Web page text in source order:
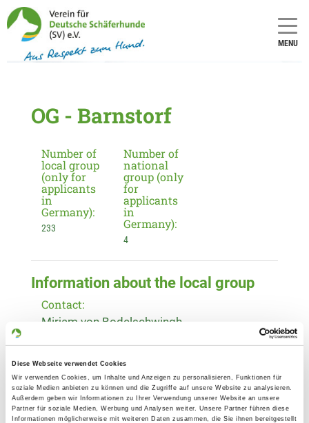
Diese Webseite verwendet Cookies
Wir verwenden Cookies, um Inhalte und Anzeigen zu personalisieren, Funktionen für
soziale Medien anbieten zu können und die Zugriffe auf unsere Website zu analysieren.
Außerdem geben wir Informationen zu Ihrer Verwendung unserer Website an unsere
Partner für soziale Medien, Werbung und Analysen weiter. Unsere Partner führen diese
Informationen möglicherweise mit weiteren Daten zusammen, die Sie ihnen bereitgestellt
MENU
OG - Barnstorf
Number of
local group
(only for
applicants
in
Germany):
233
Number of
national
group (only
for
applicants
in
Germany):
4
Information about the local group
Contact:
Mirjam von Bodelschwingh
Training ground:
Aasbruchweg
49406 Barnstorf